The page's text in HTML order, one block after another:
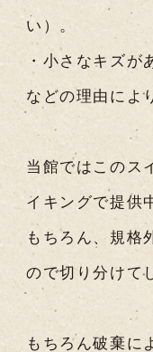
い）。
・小さなキズが
などの理由によ
当館ではこのス
イキングで提供
もちろん、規格
ので切り分けて
もちろん破棄に